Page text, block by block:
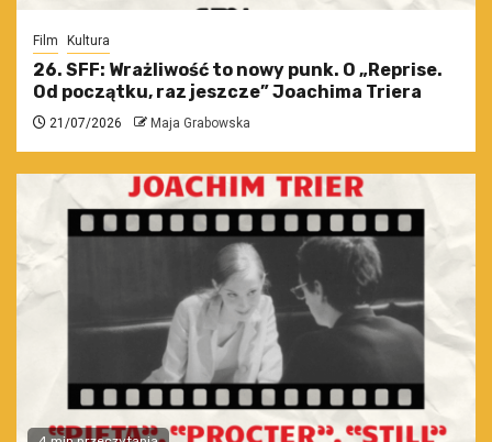
Film Kultura
26. SFF: Wrażliwość to nowy punk. O „Reprise.
Od początku, raz jeszcze” Joachima Triera
21/07/2026 Maja Grabowska